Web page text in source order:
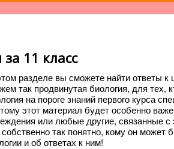
11 класс
разделе вы сможете найти ответы
так продвинутая биология, для тех,
на пороге знаний первого курса
этот материал будет особенно
или любые другие, связанные с
так понятно, кому он
и об ответах к ним!